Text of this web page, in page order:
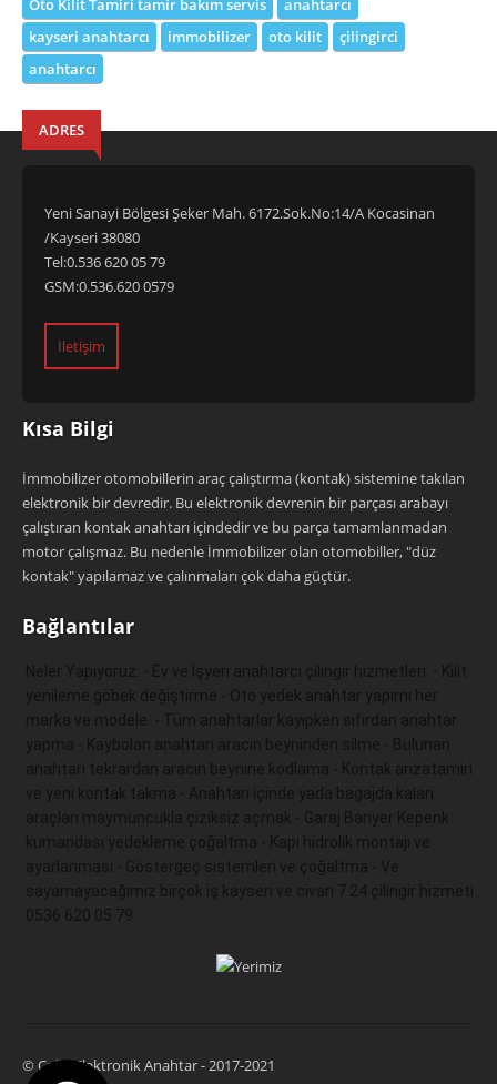
Oto Kilit Tamiri tamir bakım servis
anahtarcı
kayseri anahtarcı
immobilizer oto kilit
çilingirci
anahtarcı
ADRES
Yeni Sanayi Bölgesi Şeker Mah. 6172.Sok.No:14/A Kocasinan
/Kayseri 38080
Tel:0.536 620 05 79
GSM:0.536.620 0579
İletişim
Kısa Bilgi
İmmobilizer otomobillerin araç çalıştırma (kontak) sistemine takılan
elektronik bir devredir. Bu elektronik devrenin bir parçası arabayı
çalıştıran kontak anahtarı içindedir ve bu parça tamamlanmadan
motor çalışmaz. Bu nedenle İmmobilizer olan otomobiller, "düz
kontak" yapılamaz ve çalınmaları çok daha güçtür.
Bağlantılar
Neler Yapıyoruz: - Ev ve İşyeri anahtarcı çilingir hizmetleri. - Kilit
yenileme göbek değiştirme - Oto yedek anahtar yapımı her
marka ve modele. - Tüm anahtarlar kayıpken sıfırdan anahtar
yapma - Kaybolan anahtarı aracın beyninden silme - Bulunan
anahtarı tekrardan aracın beynine kodlama - Kontak arızatamiri
ve yeni kontak takma - Anahtarı içinde yada bagajda kalan
araçları maymuncukla çiziksiz açmak - Garaj Bariyer Kepenk
kumandası yedekleme çoğaltma - Kapı hidrolik montajı ve
ayarlanması - Göstergeç sistemleri ve çoğaltma - Ve
sayamayacağımız birçok iş kayseri ve civarı 7 24 çilingir hizmeti
0536 620 05 79
© Çağrı Elektronik Anahtar - 2017-2021